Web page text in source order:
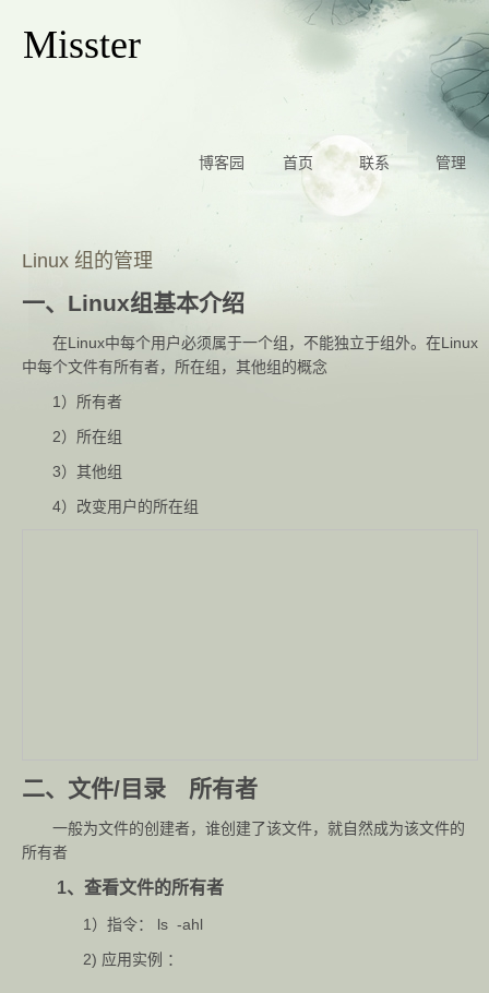
Misster
博客园 首页 联系 管理
Linux 组的管理
一、Linux组基本介绍
在Linux中每个用户必须属于一个组，不能独立于组外。在Linux
中每个文件有所有者，所在组，其他组的概念
1）所有者
2）所在组
3）其他组
4）改变用户的所在组
二、文件/目录 所有者
一般为文件的创建者，谁创建了该文件，就自然成为该文件的
所有者
1、查看文件的所有者
1）指令： ls -ahl
2) 应用实例 ：